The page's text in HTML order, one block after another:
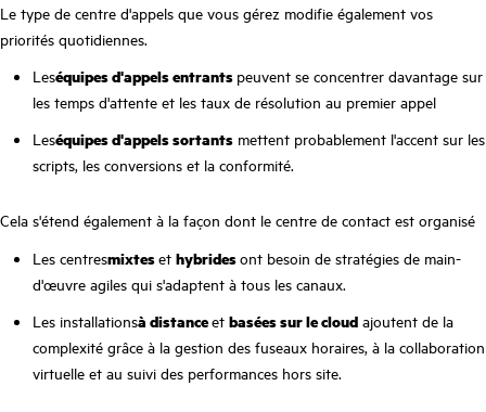
Le type de centre d'appels que vous gérez modifie également vos
priorités quotidiennes.
Leséquipes d'appels entrants peuvent se concentrer davantage sur
les temps d'attente et les taux de résolution au premier appel
Leséquipes d'appels sortants mettent probablement l'accent sur les
scripts, les conversions et la conformité.
Cela s'étend également à la façon dont le centre de contact est organisé
Les centresmixteset hybridesont besoin de stratégies de main-
d'œuvre agiles qui s'adaptent à tous les canaux.
Les installationsà distanceet basées sur le cloud ajoutent de la
complexité grâce à la gestion des fuseaux horaires, à la collaboration
virtuelle et au suivi des performances hors site.